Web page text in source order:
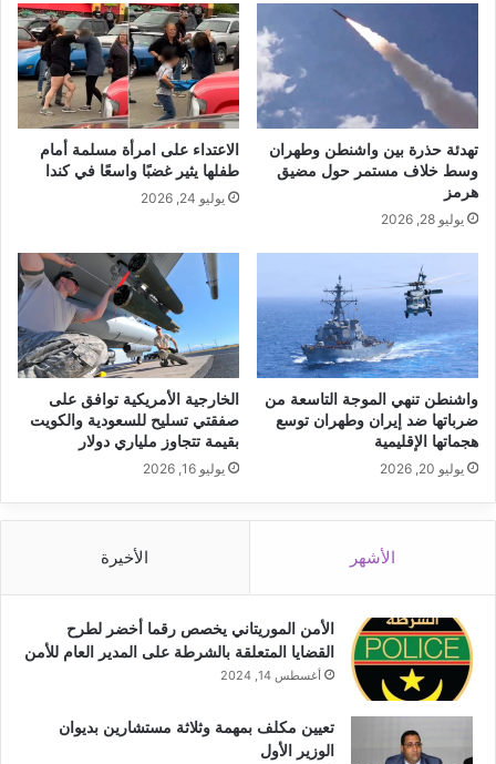
تهدئة حذرة بين واشنطن وطهران
وسط خلاف مستمر حول مضيق
هرمز
يوليو 28, 2026
الاعتداء على امرأة مسلمة أمام
طفلها يثير غضبًا واسعًا في كندا
يوليو 24, 2026
واشنطن تنهي الموجة التاسعة من
ضرباتها ضد إيران وطهران توسع
هجماتها الإقليمية
يوليو 20, 2026
الخارجية الأمريكية توافق على
صفقتي تسليح للسعودية والكويت
بقيمة تتجاوز ملياري دولار
يوليو 16, 2026
الأشهر الأخيرة
الأمن الموريتاني يخصص رقما أخضر لطرح
القضايا المتعلقة بالشرطة على المدير العام للأمن
أغسطس 14, 2024
تعيين مكلف بمهمة وثلاثة مستشارين بديوان
الوزير الأول